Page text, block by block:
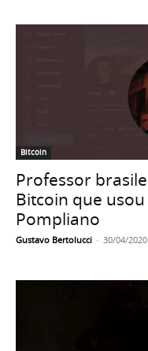
Bitcoin
Professor
Bitcoin que
Pompliano
Gustavo Bertolucci - 30/04/